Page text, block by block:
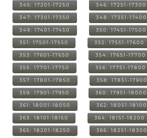
345: 17201-17250 346: 17251-17300
347: 17301-17350 348: 17351-17400
349: 17401-17450 350: 17451-17500
351: 17501-17550 352: 17551-17600
353: 17601-17650 354: 17651-17700
355: 17701-17750 356: 17751-17800
357: 17801-17850 358: 17851-17900
359: 17901-17950 360: 17951-18000
361: 18001-18050 362: 18051-18100
363: 18101-18150 364: 18151-18200
365: 18201-18250 366: 18251-18300